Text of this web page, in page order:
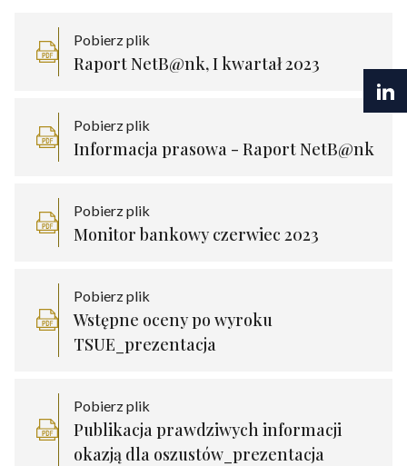
Pobierz plik
Raport NetB@nk, I kwartał 2023
Pobierz plik
Informacja prasowa - Raport NetB@nk
Pobierz plik
Monitor bankowy czerwiec 2023
Pobierz plik
Wstępne oceny po wyroku
TSUE_prezentacja
Pobierz plik
Publikacja prawdziwych informacji
okazją dla oszustów_prezentacja